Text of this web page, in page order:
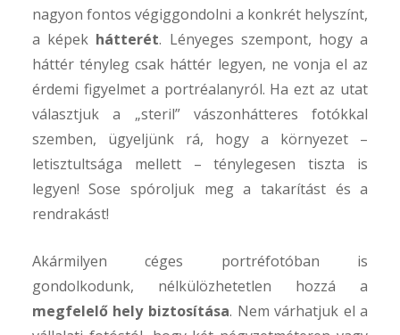
nagyon fontos végiggondolni a konkrét helyszínt,
a képek hátterét. Lényeges szempont, hogy a
háttér tényleg csak háttér legyen, ne vonja el az
érdemi figyelmet a portréalanyról. Ha ezt az utat
választjuk a „steril” vászonhátteres fotókkal
szemben, ügyeljünk rá, hogy a környezet –
letisztultsága mellett – ténylegesen tiszta is
legyen! Sose spóroljuk meg a takarítást és a
rendrakást!
Akármilyen céges portréfotóban is
gondolkodunk, nélkülözhetetlen hozzá a
megfelelő hely biztosítása. Nem várhatjuk el a